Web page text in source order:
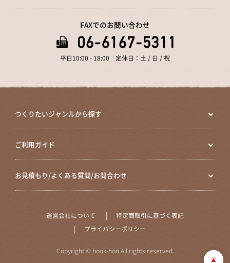
FAXでのお問い合わせ
平日10:00 - 18:00 定休日：土 / 日 / 祝
つくりたいジャンルから探す
ご利用ガイド
お見積もり/よくある質問/お問合わせ
運営会社について 特定商取引に基づく表記
プライバシーポリシー
Copyright © book-hon All rights reserved.